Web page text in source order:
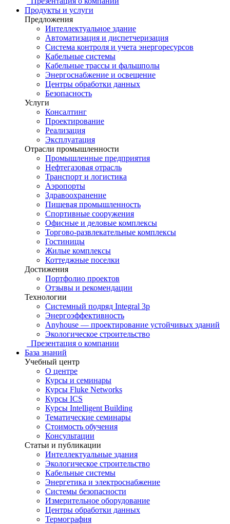
Продукты и услуги
Предложения
Интеллектуальное здание
Автоматизация и диспетчеризация
Система контроля и учета энергоресурсов
Кабельные системы
Кабельные трассы и фальшполы
Энергоснабжение и освещение
Центры обработки данных
Безопасность
Услуги
Консалтинг
Проектирование
Реализация
Эксплуатация
Отрасли промышленности
Промышленные предприятия
Нефтегазовая отрасль
Транспорт и логистика
Аэропорты
Здравоохранение
Пищевая промышленность
Спортивные сооружения
Офисные и деловые комплексы
Торгово-развлекательные комплексы
Гостиницы
Жилые комплексы
Коттеджные поселки
Достижения
Портфолио проектов
Отзывы и рекомендации
Технологии
Системный подряд Integral 3p
Энергоэффективность
Anyhouse — проектирование устойчивых зданий
Экологическое строительство
Презентация о компании
База знаний
Учебный центр
О центре
Курсы и семинары
Курсы Fluke Networks
Курсы ICS
Курсы Intelligent Building
Тематические семинары
Стоимость обучения
Консультации
Статьи и публикации
Интеллектуальные здания
Экологическое строительство
Кабельные системы
Энергетика и электроснабжение
Системы безопасности
Измерительное оборудование
Центры обработки данных
Термография